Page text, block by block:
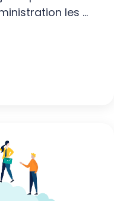
les ...